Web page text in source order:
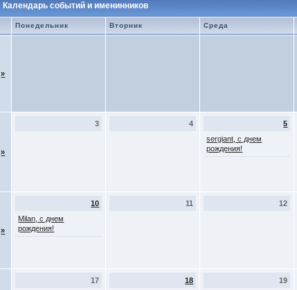
Календарь событий и именинников
Понедельник Вторник Среда
»
»
3 4
5
sergiant, с днем
рождения!
»
10
Milan, с днем
рождения!
11 12
17
18
19